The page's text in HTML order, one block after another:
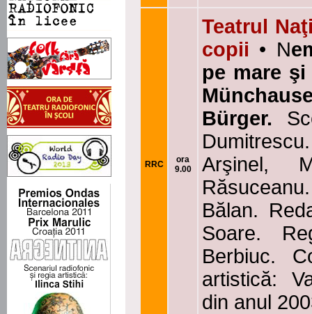
RRC
ora
9.00
Teatrul
copii • N
pe mare
Mü
Bürger.
Arşinel,
Bălan.
Soare.
Berbiuc.
artistică:
din anul